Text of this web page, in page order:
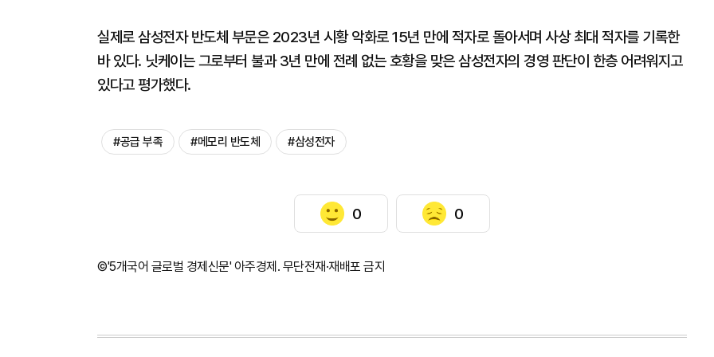
실제로 삼성전자 반도체 부문은 2023년 시황 악화로 15년 만에 적자로 돌아서며 사상 최대 적자를 기록한
바 있다. 닛케이는 그로부터 불과 3년 만에 전례 없는 호황을 맞은 삼성전자의 경영 판단이 한층 어려워지고
있다고 평가했다.
#공급 부족 #메모리 반도체 #삼성전자
0 0
©'5개국어 글로벌 경제신문' 아주경제. 무단전재·재배포 금지